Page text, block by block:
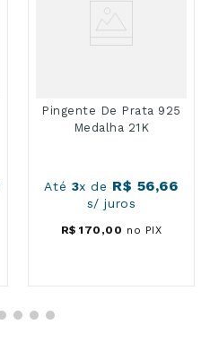
Pingente De Prata 925
Medalha 21K
Até 3x de R$ 56,66
s/ juros
R$ 170 ,00 no PIX